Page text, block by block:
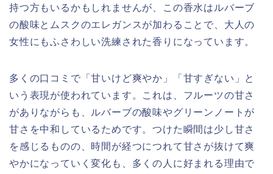
持つ方もいるかもしれませんが、この香水はルバーブ
の酸味とムスクのエレガンスが加わることで、大人の
女性にもふさわしい洗練された香りになっています。
多くの口コミで「甘いけど爽やか」「甘すぎない」と
いう表現が使われています。これは、フルーツの甘さ
がありながらも、ルバーブの酸味やグリーンノートが
甘さを中和しているためです。つけた瞬間は少し甘さ
を感じるものの、時間が経つにつれて甘さが抜けて爽
やかになっていく変化も、多くの人に好まれる理由で